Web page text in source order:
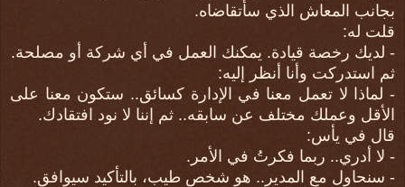
بجانب المعاش الذي سأتقاضاه.
قلت له:
- لديك رخصة قيادة. يمكنك العمل في أي شركة أو مصلحة.
ثم استدركت وأنا أنظر إليه:
- لماذا لا تعمل معنا في الإدارة كسائق.. ستكون معنا على
الأقل وعملك مختلف عن سابقه.. ثم إننا لا نود افتقادك.
قال في يأس:
- لا أدري.. ربما فكرتُ في الأمر.
- سنحاول مع المدير.. هو شخص طيب، بالتأكيد سيوافق.